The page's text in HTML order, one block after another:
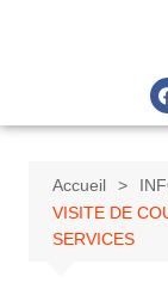
Accueil
VISITE DE
SERVICES